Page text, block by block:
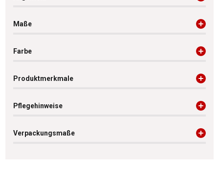
Maße
Farbe
Produktmerkmale
Pflegehinweise
Verpackungsmaße